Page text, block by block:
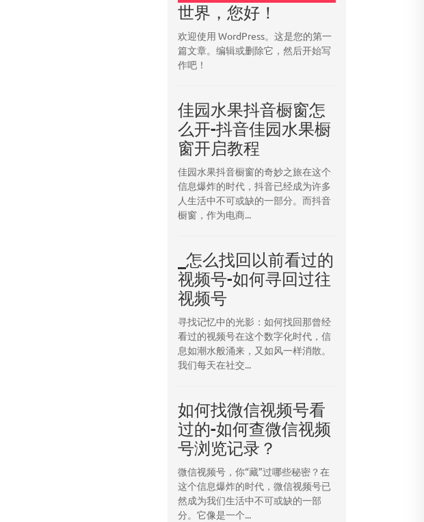
世界，您好！
欢迎使用 WordPress。这是您的第一
篇文章。编辑或删除它，然后开始写
作吧！
佳园水果抖音橱窗怎
么开-抖音佳园水果橱
窗开启教程
佳园水果抖音橱窗的奇妙之旅在这个
信息爆炸的时代，抖音已经成为许多
人生活中不可或缺的一部分。而抖音
橱窗，作为电商...
_怎么找回以前看过的
视频号-如何寻回过往
视频号
寻找记忆中的光影：如何找回那曾经
看过的视频号在这个数字化时代，信
息如潮水般涌来，又如风一样消散。
我们每天在社交...
如何找微信视频号看
过的-如何查微信视频
号浏览记录？
微信视频号，你“藏”过哪些秘密？在
这个信息爆炸的时代，微信视频号已
然成为我们生活中不可或缺的一部
分。它像是一个...